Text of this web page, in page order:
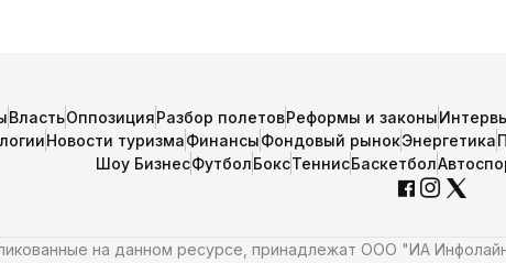
ВластьОппозицияРазбор полетовРеформы и законы
Новости туризмаФинансыФондовый рынокЭнергетика
Шоу БизнесФутболБоксТеннисБаскетбол
на данном ресурсе, принадлежат ООО "ИА